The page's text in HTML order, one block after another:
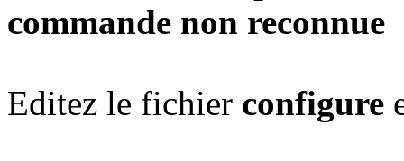
commande non reconnue
Editez le fichier configure